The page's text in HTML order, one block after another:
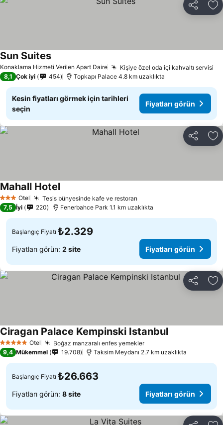
Paylaş
Konaklama Hizmeti Verilen Apart Daire Kişiye özel oda içi kahvaltı servisi
Sun Suites
8,1 Çok iyi 454 Topkapı Palace 4.8 km uzaklıkta
Kesin fiyatları görmek için tarihleri
seçin
Fiyatları görün
Paylaş
3 YıldızOtel Tesis bünyesinde kafe ve restoran
Mahall Hotel
7,5 İyi 220 Fenerbahce Park 1.1 km uzaklıkta
Başlangıç Fiyatı ₺2.329
Fiyatları görün: 2 site Fiyatları görün
Paylaş
5 Yıldız Otel Boğaz manzaralı enfes yemekler
Ciragan Palace Kempinski Istanbul
9,4 Mükemmel 19.708 Taksim Meydanı 2.7 km uzaklıkta
Başlangıç Fiyatı ₺26.663
Fiyatları görün: 8 site Fiyatları görün